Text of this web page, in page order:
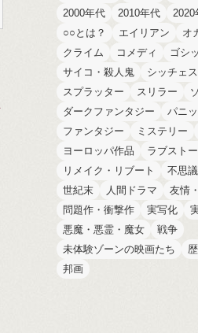
2000年代
2010年代 2020
○○とは？
エイリアン オ
クライム
コメディ
ゴシ
サイコ・殺人鬼
シッチェ
スプラッター
スリラー
ダークファンタジー
パニ
ファンタジー
ミステリー
ヨーロッパ作品
ラブスト
リメイク・リブート
不思
世紀末
人間ドラマ 友情
問題作・衝撃作
実写化
悪魔・悪霊・魔女
戦争
未体験ゾーンの映画たち
邦画